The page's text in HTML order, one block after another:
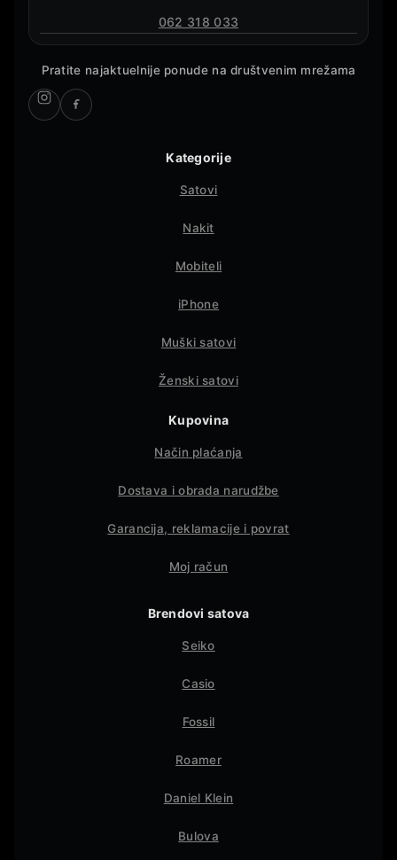
062 318 033
Pratite najaktuelnije ponude na društvenim mrežama
Kategorije
Satovi
Nakit
Mobiteli
iPhone
Muški satovi
Ženski satovi
Kupovina
Način plaćanja
Dostava i obrada narudžbe
Garancija, reklamacije i povrat
Moj račun
Brendovi satova
Seiko
Casio
Fossil
Roamer
Daniel Klein
Bulova